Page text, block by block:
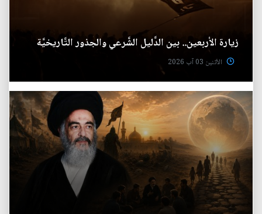
زيارة الأربعين.. بين الدَّليل الشَّرعي والجذور التَّاريخيَّة
الأثنين 03 آب 2026